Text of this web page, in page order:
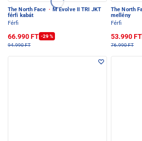
The North Face · M Evolve II TRI JKT
férfi kabát
Férfi
66.990 FT -29 %
94.990 FT
The North
mellény
Férfi
53.990 FT
76.990 FT